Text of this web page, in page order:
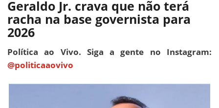
Geraldo Jr. crava que não terá
racha na base governista para
2026
Política ao Vivo. Siga a gente no Instagram:
@politicaaovivo